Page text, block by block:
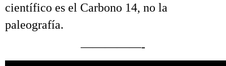
científico es el Carbono 14, no la
paleografía.
—————-